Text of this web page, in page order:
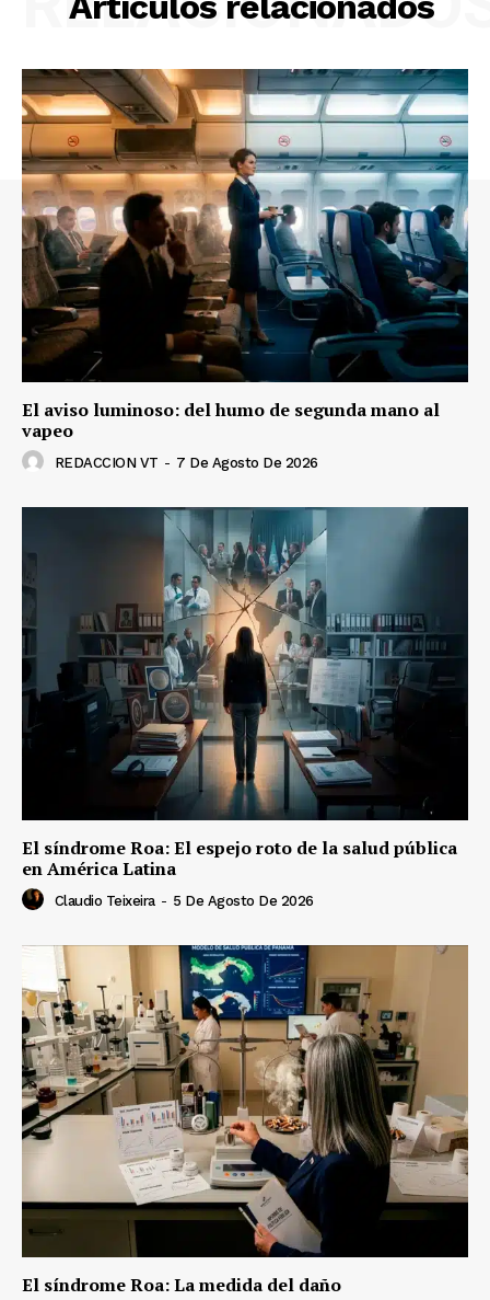
El aviso luminoso: del humo de segunda mano al
vapeo
REDACCION VT - 7 De Agosto De 2026
El síndrome Roa: El espejo roto de la salud pública
en América Latina
Claudio Teixeira - 5 De Agosto De 2026
El síndrome Roa: La medida del daño